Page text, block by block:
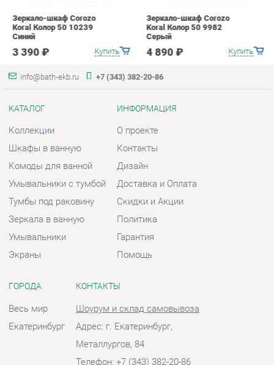
Коллекции
Шкафы в ванную
Комоды для ванной
Умывальники с тумбой
Тумбы под раковину
Зеркала в ванную
О проекте
Контакты
Дизайн
Скидки и Акции
Политика
Помощь
ГОРОДА
Весь мир
Екатеринбург
КОНТАКТЫ
Шоурум и склад самовывоза
Адрес: г. Екатеринбург,
Металлургов, 84
Телефон: +7 (343) 382-20-86
Часы работы:
Отправить сообщение
© 2009-2026 Ванная-Екатеринбург